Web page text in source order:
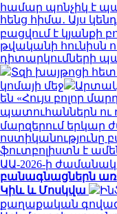
համար պոնչիկ է
հենց հիմա․ Այս
բացվում է կյանքի
թվականի հունիսն
դիտարկումների
Տզի խայթոցի
կոմայի մեջ
են «Հույս բոլոր
պատուհաններն ու
մարզերում երկար
ոստիկանությունը
ֆուտբոլիստն է
ԱԱ-2026-ի ժամանակ
բանագնացներն
Կիև և Մոսկվա
քաղաքական